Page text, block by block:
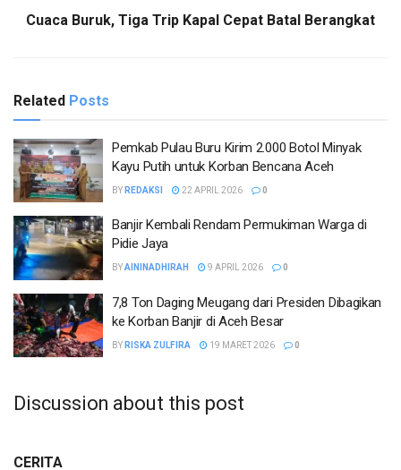
Cuaca Buruk, Tiga Trip Kapal Cepat Batal Berangkat
Related Posts
Pemkab Pulau Buru Kirim 2.000 Botol Minyak
Kayu Putih untuk Korban Bencana Aceh
BY REDAKSI 22 APRIL 2026 0
Banjir Kembali Rendam Permukiman Warga di
Pidie Jaya
BYAININADHIRAH 9 APRIL 2026 0
7,8 Ton Daging Meugang dari Presiden Dibagikan
ke Korban Banjir di Aceh Besar
BY RISKA ZULFIRA 19 MARET 2026 0
Discussion about this post
CERITA